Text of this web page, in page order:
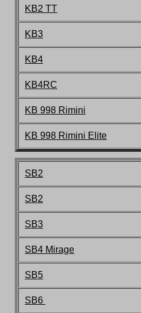
KB2 TT
KB3
KB4
KB4RC
KB 998 Rimini
KB 998 Rimini Elite
SB2
SB2
SB3
SB4 Mirage
SB5
SB6